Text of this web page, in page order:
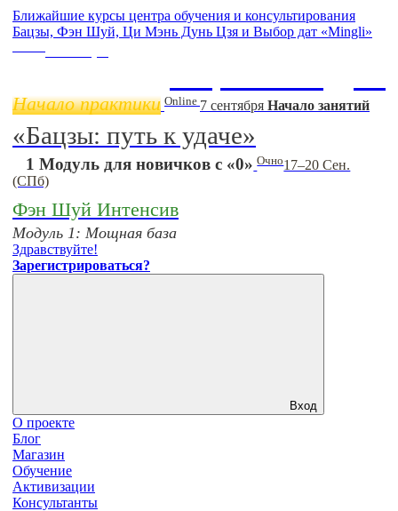
Ближайшие курсы центра обучения и консультирования
Бацзы, Фэн Шуй, Ци Мэнь Дунь Цзя и Выбор дат «Mingli»
Начало практики Online 7 сентября Начало занятий
«Бацзы: путь к удаче»
1 Модуль для новичков с «0» Очно17–20 Сен.
(СПб)
Фэн Шуй Интенсив
Модуль 1: Мощная база
Здравствуйте!
Зарегистрироваться?
Вход
О проекте
Блог
Магазин
Обучение
Активизации
Консультанты